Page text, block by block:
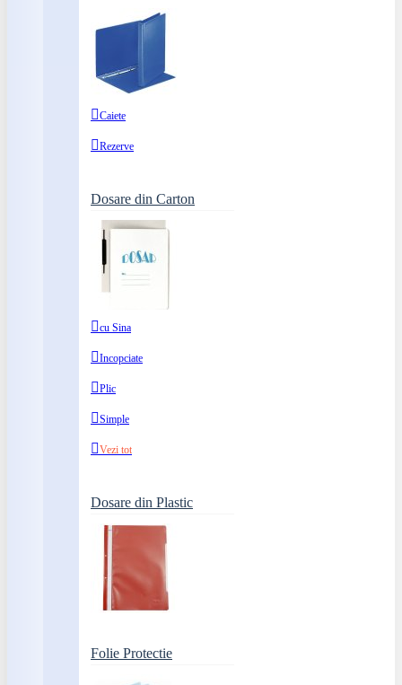
Caiete
Rezerve
Dosare din Carton
cu Sina
Incopciate
Plic
Simple
Vezi tot
Dosare din Plastic
Folie Protectie